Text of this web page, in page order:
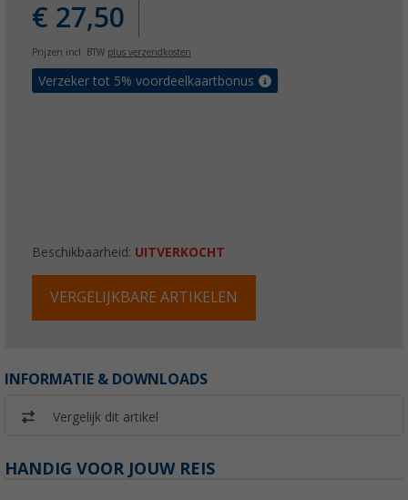
€ 27,50
Prijzen incl. BTW plus verzendkosten
Verzeker tot 5% voordeelkaartbonus
Beschikbaarheid: UITVERKOCHT
VERGELIJKBARE ARTIKELEN
INFORMATIE & DOWNLOADS
Vergelijk dit artikel
HANDIG VOOR JOUW REIS